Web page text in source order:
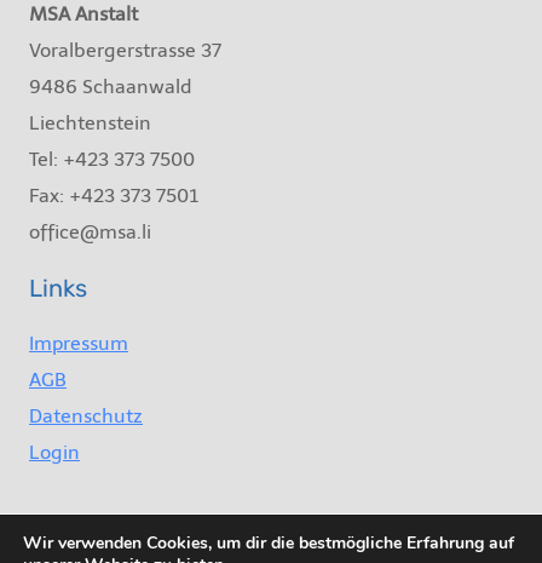
MSA Anstalt
Voralbergerstrasse 37
9486 Schaanwald
Liechtenstein
Tel: +423 373 7500
Fax: +423 373 7501
office@msa.li
Links
Impressum
AGB
Datenschutz
Login
Wir verwenden Cookies, um dir die bestmögliche Erfahrung auf